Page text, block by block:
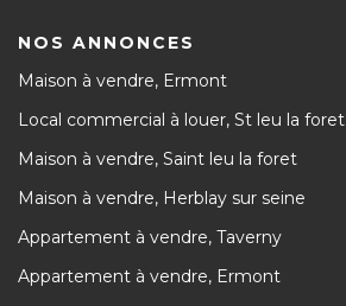
NOS ANNONCES
Maison à vendre, Ermont
Local commercial à louer, St leu la foret
Maison à vendre, Saint leu la foret
Maison à vendre, Herblay sur seine
Appartement à vendre, Taverny
Appartement à vendre, Ermont